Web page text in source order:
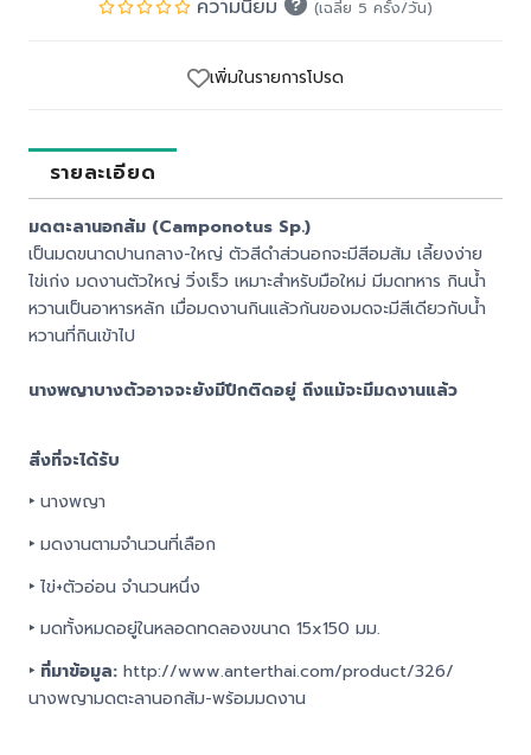
ความนิยม (เฉลี่ย 5 ครั้ง/วัน)
เพิ่มในรายการโปรด
รายละเอียด
มดตะลานอกส้ม (Camponotus Sp.)
เป็นมดขนาดปานกลาง-ใหญ่ ตัวสีดำส่วนอกจะมีสีอมส้ม เลี้ยงง่าย
ไข่เก่ง มดงานตัวใหญ่ วิ่งเร็ว เหมาะสำหรับมือใหม่ มีมดทหาร กินน้ำ
หวานเป็นอาหารหลัก เมื่อมดงานกินแล้วก้นของมดจะมีสีเดียวกับน้ำ
หวานที่กินเข้าไป
นางพญาบางตัวอาจจะยังมีปีกติดอยู่ ถึงแม้จะมีมดงานแล้ว
สิ่งที่จะได้รับ
‣นางพญา
‣มดงานตามจำนวนที่เลือก
‣ไข่+ตัวอ่อน จำนวนหนึ่ง
‣มดทั้งหมดอยู่ในหลอดทดลองขนาด 15x150 มม.
‣ ที่มาข้อมูล:http://www.anterthai.com/product/326/
นางพญามดตะลานอกส้ม-พร้อมมดงาน